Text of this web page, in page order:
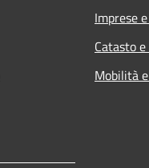
Imprese
Catasto
Mobilità